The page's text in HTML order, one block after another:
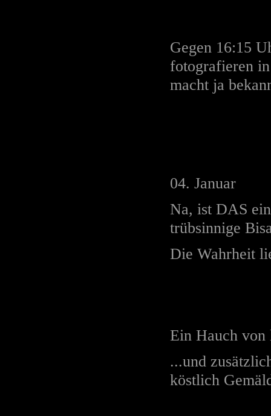
Gegen 16:15
fotografieren
macht ja
04. Januar
Na, ist DAS
trübsinnige
Die Wahrheit
Ein Hauch
...und
köstlich